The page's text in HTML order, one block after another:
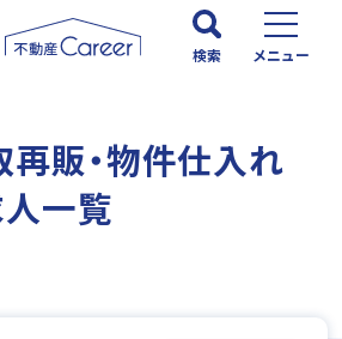
検索 メニュー
販・物件仕入れ
一覧